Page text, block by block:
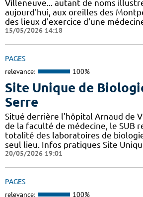
Villeneuve... autant de noms
aujourd'hui, aux oreilles des
des lieux d'exercice d'une
15/05/2026 14:18
PAGES
relevance: 100%
Site Unique de
Serre
Situé derrière l'hôpital Arnaud de
de la faculté de médecine, le SUB
totalité des laboratoires de
seul lieu. Infos pratiques Site
20/05/2026 19:01
PAGES
relevance: 100%